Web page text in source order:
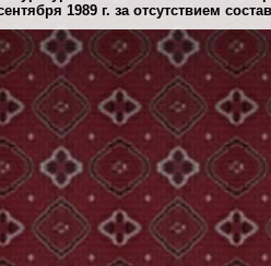
1989 г. за отсутствием